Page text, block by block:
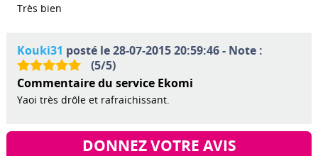
Très bien
Kouki31 posté le 28-07-2015 20:59:46 - Note :
(5/5)
Commentaire du service Ekomi
Yaoi très drôle et rafraichissant.
DONNEZ VOTRE AVIS